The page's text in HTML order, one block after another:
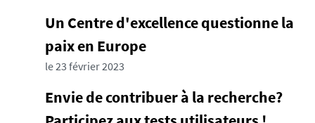
Un Centre d'excellence questionne la
paix en Europe
le 23 février 2023
Envie de contribuer à la recherche?